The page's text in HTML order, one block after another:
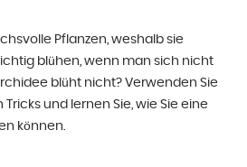
Pflanzen, weshalb sie
blühen, wenn man sich nicht
blüht nicht? Verwenden Sie
und lernen Sie, wie Sie eine
können.